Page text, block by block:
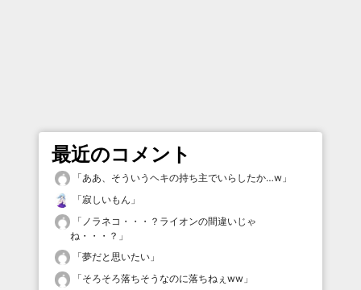
最近のコメント
「ああ、そういうヘキの持ち主でいらしたか…w 」
「寂しいもん 」
「 ノラネコ・・・？ライオンの間違いじゃ
ね・・・？ 」
「夢だと思いたい 」
「そろそろ落ちそうなのに落ちねぇww 」